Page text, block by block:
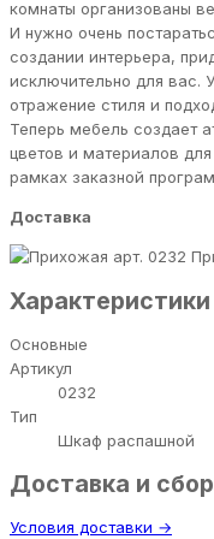
комнаты организованы
И нужно очень
создании интерьера,
исключительно для вас.
отражение стиля и
Теперь мебель создает
цветов и материалов
рамках заказной
Доставка
Характеристики
Основные
Артикул
0232
Тип
Шкаф распашной
Доставка и
Условия доставки →